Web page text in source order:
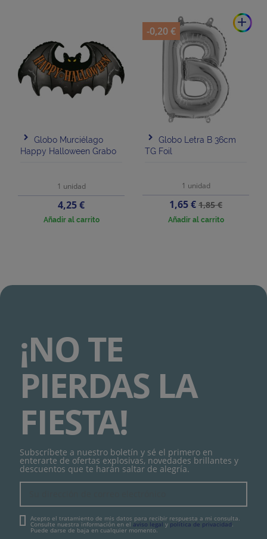
Globo Murciélago
Happy Halloween Grabo
1 unidad
Precio
4,25 €
Añadir al carrito
add
Globo Letra B 36cm
TG Foil
1 unidad
Precio
1,65 €Precio
base
1,85 €
Añadir al carrito
-0,20 €
¡NO TE
PIERDAS LA
FIESTA!
Subscríbete a nuestro boletín y sé el primero en
enterarte de ofertas explosivas, novedades brillantes y
descuentos que te harán saltar de alegría.
Acepto el tratamiento de mis datos para recibir respuesta a mi consulta.
Consulte nuestra información en el aviso legal y política de privacidad
Puede darse de baja en cualquier momento.